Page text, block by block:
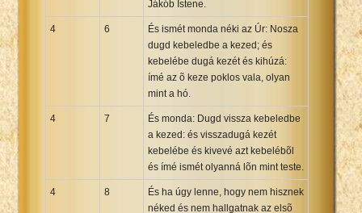
Jákób Istene.
4 6
És ismét monda néki az Úr: Nosza
dugd kebeledbe a kezed; és
kebelébe dugá kezét és kihúzá:
ímé az õ keze poklos vala, olyan
mint a hó.
4 7
És monda: Dugd vissza kebeledbe
a kezed: és visszadugá kezét
kebelébe és kivevé azt kebelébõl
és ímé ismét olyanná lõn mint teste.
4 8
És ha úgy lenne, hogy nem hisznek
néked és nem hallgatnak az elsõ